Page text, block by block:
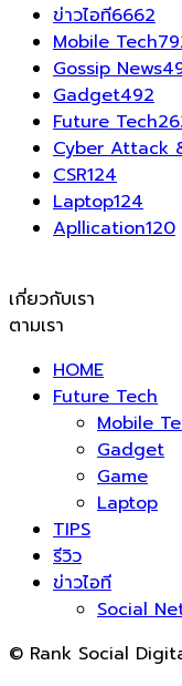
ข่าวไอที6662
Mobile Tech
Gossip News
Gadget492
Future Tech
Cyber Attack
CSR124
Laptop124
Apllication120
เกี่ยวกับเรา
ตามเรา
HOME
Future Tech
Mobile
Gadget
Game
Laptop
TIPS
รีวิว
ข่าวไอที
Social
© Rank Social